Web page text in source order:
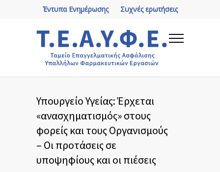
Συχνές ερωτήσεις
Έντυπα Ενημέρωσης
Υπουργείο Υγείας: Έρχεται
«ανασχηματισμός» στους
φορείς και τους Οργανισμούς
– Οι προτάσεις σε
υποψηφίους και οι πιέσεις